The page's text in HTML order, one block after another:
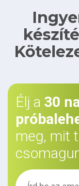
Élj a 30
meg, mit